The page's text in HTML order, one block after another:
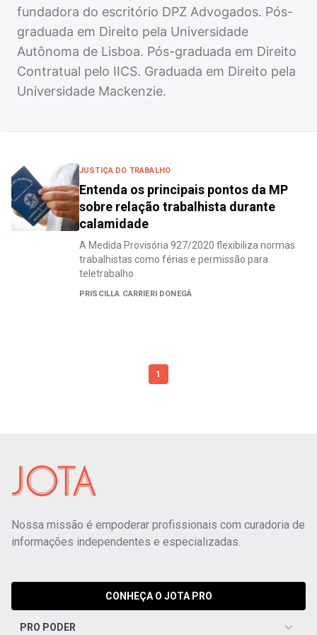
fundadora do escritório DPZ Advogados. Pós-
graduada em Direito pela Universidade
Autônoma de Lisboa. Pós-graduada em Direito
Contratual pelo IICS. Graduada em Direito pela
Universidade Mackenzie.
JUSTIÇA DO TRABALHO
Entenda os principais pontos da MP
sobre relação trabalhista durante
calamidade
A Medida Provisória 927/2020 flexibiliza normas
trabalhistas como férias e permissão para
teletrabalho
PRISCILLA CARRIERI DONEGÁ
1
Nossa missão é empoderar profissionais com curadoria de
informações independentes e especializadas.
CONHEÇA O JOTA PRO
PRO PODER